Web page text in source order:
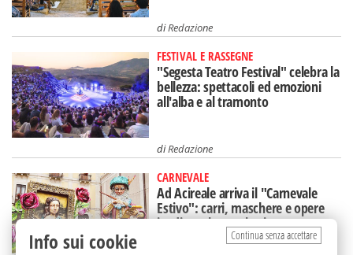
diRedazione
FESTIVAL E RASSEGNE
"Segesta Teatro Festival" celebra la
bellezza: spettacoli ed emozioni
all'alba e al tramonto
diRedazione
CARNEVALE
Ad Acireale arriva il "Carnevale
Estivo": carri, maschere e opere
inedite colorano le vie
Continua senza accettare
Info sui cookie